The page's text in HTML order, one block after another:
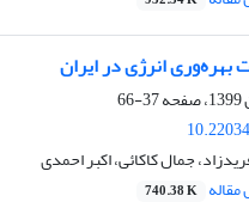
بهره‌وری انرژی‌ در ایران
37-66
جمال کاکائی، اکبر احمدی
740.38 K